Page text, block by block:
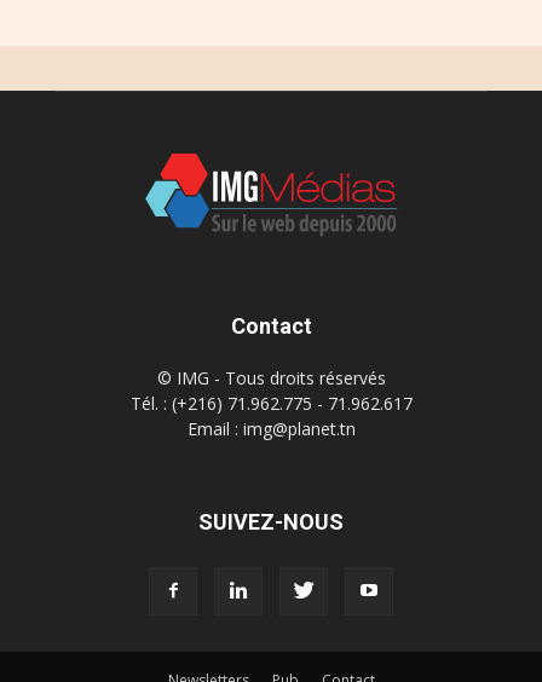
Contact
© IMG - Tous droits réservés
Tél. : (+216) 71.962.775 - 71.962.617
Email : img@planet.tn
SUIVEZ-NOUS